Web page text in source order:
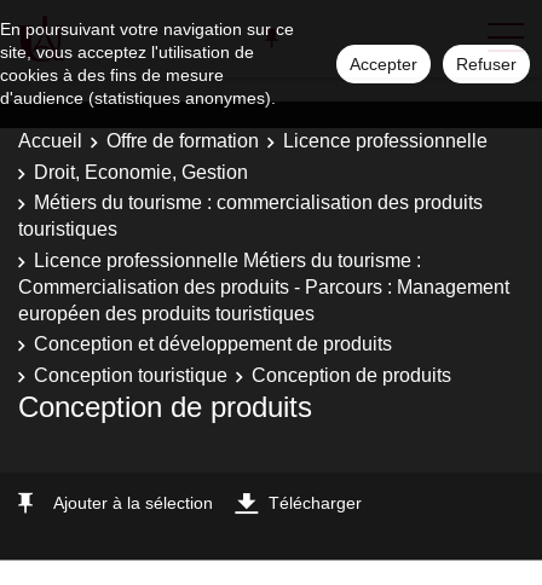
En poursuivant votre navigation sur ce
site, vous acceptez l'utilisation de
cookies à des fins de mesure
d'audience (statistiques anonymes).
Accepter Refuser
Accueil Offre de formation
Licence professionnelle
Droit, Economie, Gestion
Métiers du tourisme : commercialisation des produits
touristiques
Licence professionnelle Métiers du tourisme :
Commercialisation des produits - Parcours : Management
européen des produits touristiques
Conception et développement de produits
Conception touristique
Conception de produits
Conception de produits
Ajouter à la sélection Télécharger